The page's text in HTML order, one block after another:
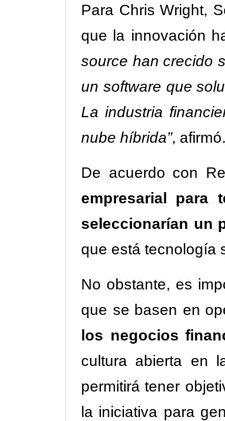
Para Chris Wright,
que la innovación
source han crecido
un software que
La industria
nube híbrida”, afirmó.
De acuerdo con
empresarial para
seleccionarían un
que está tecnología
No obstante, es
que se basen en
los negocios
cultura abierta en
permitirá tener
la iniciativa para